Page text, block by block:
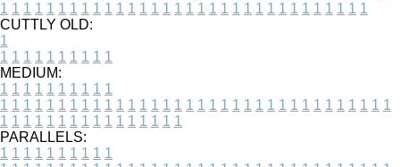
1 1 1 1 1 1 1 1 1 1 1 1 1 1 1 1 1 1 1 1 1 1 1 1 1 1 1 1 1 1 1 1
CUTTLY OLD:
1
1 1 1 1 1 1 1 1 1 1
MEDIUM:
1 1 1 1 1 1 1 1 1 1
1 1 1 1 1 1 1 1 1 1 1 1 1 1 1 1 1 1 1 1 1 1 1 1 1 1 1 1 1 1 1 1 1 1
1 1 1 1 1 1 1 1 1 1 1 1 1 1 1 1
PARALLELS:
1 1 1 1 1 1 1 1 1 1